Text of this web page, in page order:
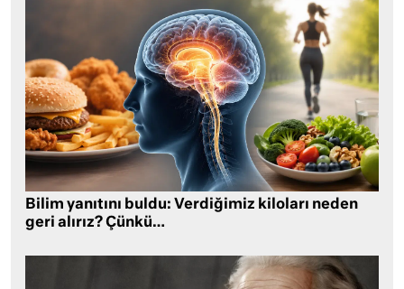
Bilim yanıtını buldu: Verdiğimiz kiloları neden
geri alırız? Çünkü…